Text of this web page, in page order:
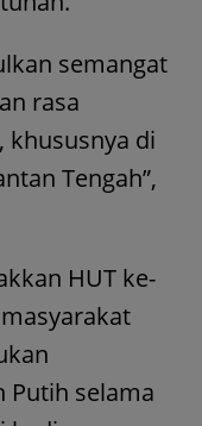
semangat
rasa
khususnya di
Tengah”,
HUT ke-
Putih selama